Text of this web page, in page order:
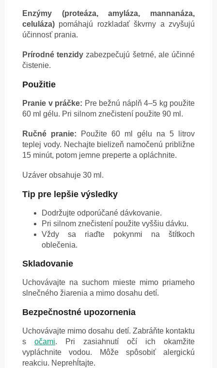
Enzýmy (proteáza, amyláza, mannanáza,
celuláza) pomáhajú rozkladať škvrny a zvyšujú
účinnosť prania.
Prírodné tenzidy zabezpečujú šetrné, ale účinné
čistenie.
Použitie
Pranie v práčke: Pre bežnú náplň 4–5 kg použite
60 ml gélu. Pri silnom znečistení použite 90 ml.
Ručné pranie: Použite 60 ml gélu na 5 litrov
teplej vody. Nechajte bielizeň namočenú približne
15 minút, potom jemne preperte a opláchnite.
Uzáver obsahuje 30 ml.
Tip pre lepšie výsledky
Dodržujte odporúčané dávkovanie.
Pri silnom znečistení použite vyššiu dávku.
Vždy sa riaďte pokynmi na štítkoch
oblečenia.
Skladovanie
Uchovávajte na suchom mieste mimo priameho
slnečného žiarenia a mimo dosahu detí.
Bezpečnostné upozornenia
Uchovávajte mimo dosahu detí. Zabráňte kontaktu
s očami. Pri zasiahnutí očí ich okamžite
vypláchnite vodou. Môže spôsobiť alergickú
reakciu. Neprehĺtajte.